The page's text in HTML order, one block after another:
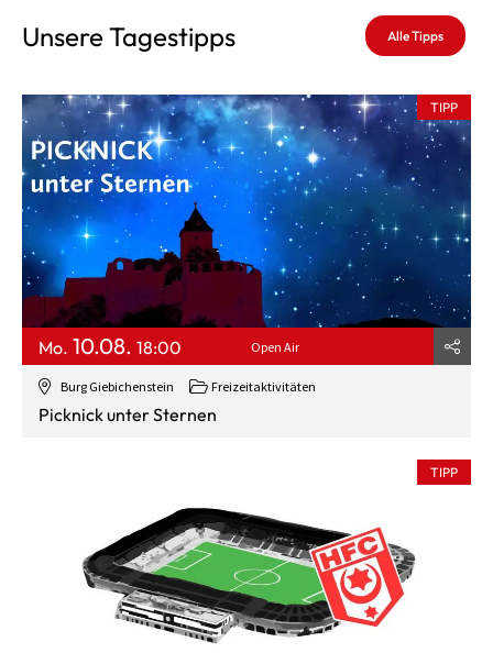
Unsere Tagestipps Alle Tipps
Burg Giebichenstein Freizeitaktivitäten
TIPP
Mo. 10.08. 18:00 Open Air
Picknick unter Sternen
TIPP